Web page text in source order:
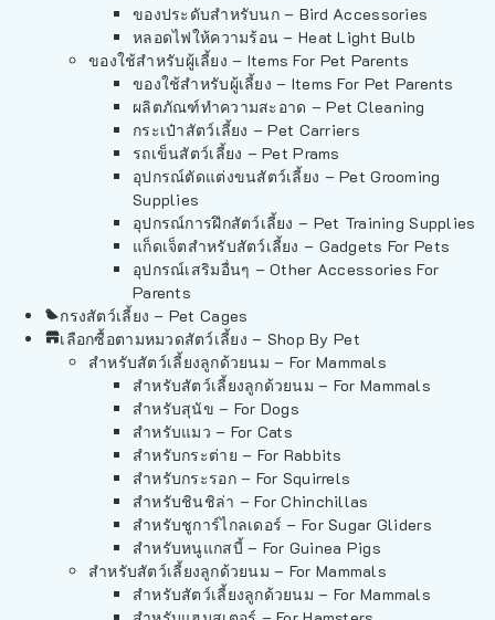
ของประดับสำหรับนก – Bird Accessories
หลอดไฟให้ความร้อน – Heat Light Bulb
ของใช้สำหรับผู้เลี้ยง – Items For Pet Parents
ของใช้สำหรับผู้เลี้ยง – Items For Pet Parents
ผลิตภัณฑ์ทำความสะอาด – Pet Cleaning
กระเป๋าสัตว์เลี้ยง – Pet Carriers
รถเข็นสัตว์เลี้ยง – Pet Prams
อุปกรณ์ตัดแต่งขนสัตว์เลี้ยง – Pet Grooming
Supplies
อุปกรณ์การฝึกสัตว์เลี้ยง – Pet Training Supplies
แก็ดเจ็ตสำหรับสัตว์เลี้ยง – Gadgets For Pets
อุปกรณ์เสริมอื่นๆ – Other Accessories For
Parents
กรงสัตว์เลี้ยง – Pet Cages
เลือกซื้อตามหมวดสัตว์เลี้ยง – Shop By Pet
สำหรับสัตว์เลี้ยงลูกด้วยนม – For Mammals
สำหรับสัตว์เลี้ยงลูกด้วยนม – For Mammals
สำหรับสุนัข – For Dogs
สำหรับแมว – For Cats
สำหรับกระต่าย – For Rabbits
สำหรับกระรอก – For Squirrels
สำหรับชินชิล่า – For Chinchillas
สำหรับชูการ์ไกลเดอร์ – For Sugar Gliders
สำหรับหนูแกสบี้ – For Guinea Pigs
สำหรับสัตว์เลี้ยงลูกด้วยนม – For Mammals
สำหรับสัตว์เลี้ยงลูกด้วยนม – For Mammals